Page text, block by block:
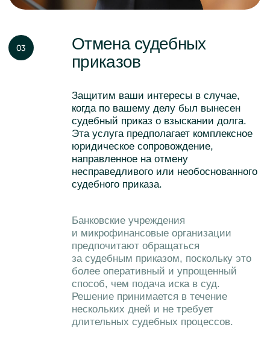
Это позволяет избежать негативных
последствий, связанных
с невыполнением долговых
обязательств, таких как начисление
пени и процентов, судебное взыскание,
конфискация имущества и другие
ограничения.
один из методов урегулирования
задолженности перед кредитором.
Внесение изменений в условия
существующего долга с целью